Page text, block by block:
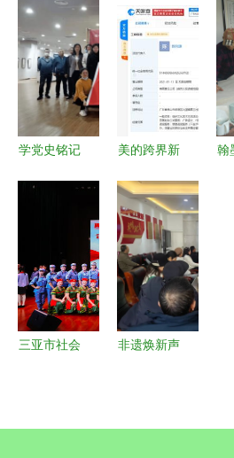
节圆满收官
以文化为
媒，共绘青
春画卷
的中秋文化
盛宴
学党史铭记
念建党百年
剪纸艺术作
品展暨文化
美的跨界新
艺术发展公
司，加码影
视置景与文
化生态
翰
三亚市社会
非遗焕新声